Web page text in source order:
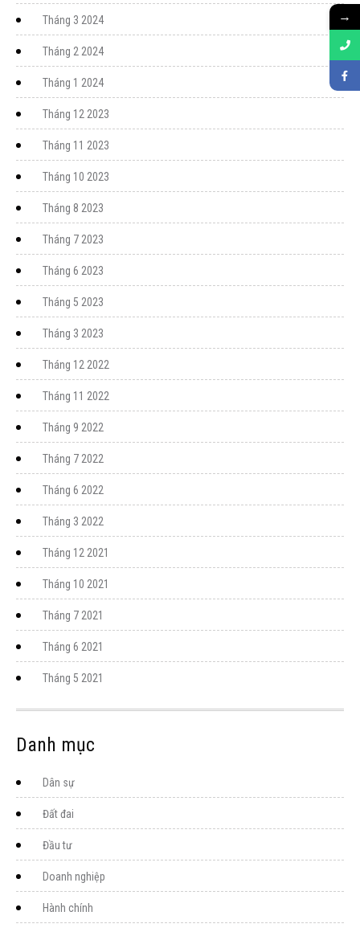
Tháng 3 2024
Tháng 2 2024
Tháng 1 2024
Tháng 12 2023
Tháng 11 2023
Tháng 10 2023
Tháng 8 2023
Tháng 7 2023
Tháng 6 2023
Tháng 5 2023
Tháng 3 2023
Tháng 12 2022
Tháng 11 2022
Tháng 9 2022
Tháng 7 2022
Tháng 6 2022
Tháng 3 2022
Tháng 12 2021
Tháng 10 2021
Tháng 7 2021
Tháng 6 2021
Tháng 5 2021
Danh mục
Dân sự
Đất đai
Đầu tư
Doanh nghiệp
Hành chính
→